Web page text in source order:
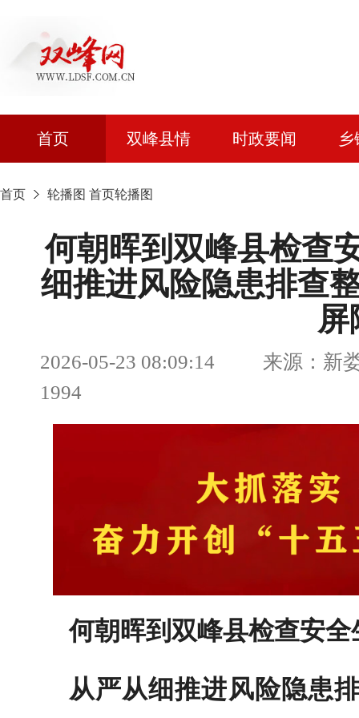
首页 双峰县情 时政要闻
首页 轮播图 首页轮播图
何朝晖到双峰县检查
细推进风险隐患排查
屏
2026-05-23 08:09:14 来源：新
1994
何朝晖到双峰县检查安
从严从细推进风险隐患